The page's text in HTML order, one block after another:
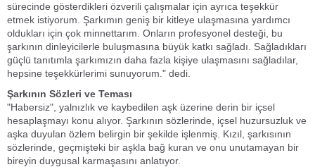
sürecinde gösterdikleri özverili çalışmalar için ayrıca teşekkür
etmek istiyorum. Şarkımın geniş bir kitleye ulaşmasına yardımcı
oldukları için çok minnettarım. Onların profesyonel desteği, bu
şarkının dinleyicilerle buluşmasına büyük katkı sağladı. Sağladıkları
güçlü tanıtımla şarkımızın daha fazla kişiye ulaşmasını sağladılar,
hepsine teşekkürlerimi sunuyorum." dedi.
Şarkının Sözleri ve Teması
"Habersiz", yalnızlık ve kaybedilen aşk üzerine derin bir içsel
hesaplaşmayı konu alıyor. Şarkının sözlerinde, içsel huzursuzluk ve
aşka duyulan özlem belirgin bir şekilde işlenmiş. Kızıl, şarkısının
sözlerinde, geçmişteki bir aşkla bağ kuran ve onu unutamayan bir
bireyin duygusal karmaşasını anlatıyor.